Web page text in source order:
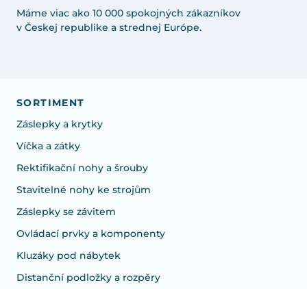
Máme viac ako 10 000 spokojných zákazníkov
v Českej republike a strednej Európe.
SORTIMENT
Záslepky a krytky
Víčka a zátky
Rektifikační nohy a šrouby
Stavitelné nohy ke strojům
Záslepky se závitem
Ovládací prvky a komponenty
Kluzáky pod nábytek
Distanční podložky a rozpěry